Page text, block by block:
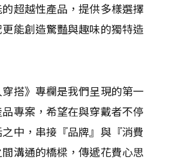
超越性產品，提供多樣選擇
能創造驚豔與趣味的獨特造
穿搭》專欄是我們呈現的第一
專案，希望在與穿戴者不停
中，串接『品牌』與『消費
溝通的橋樑，傳遞花費心思